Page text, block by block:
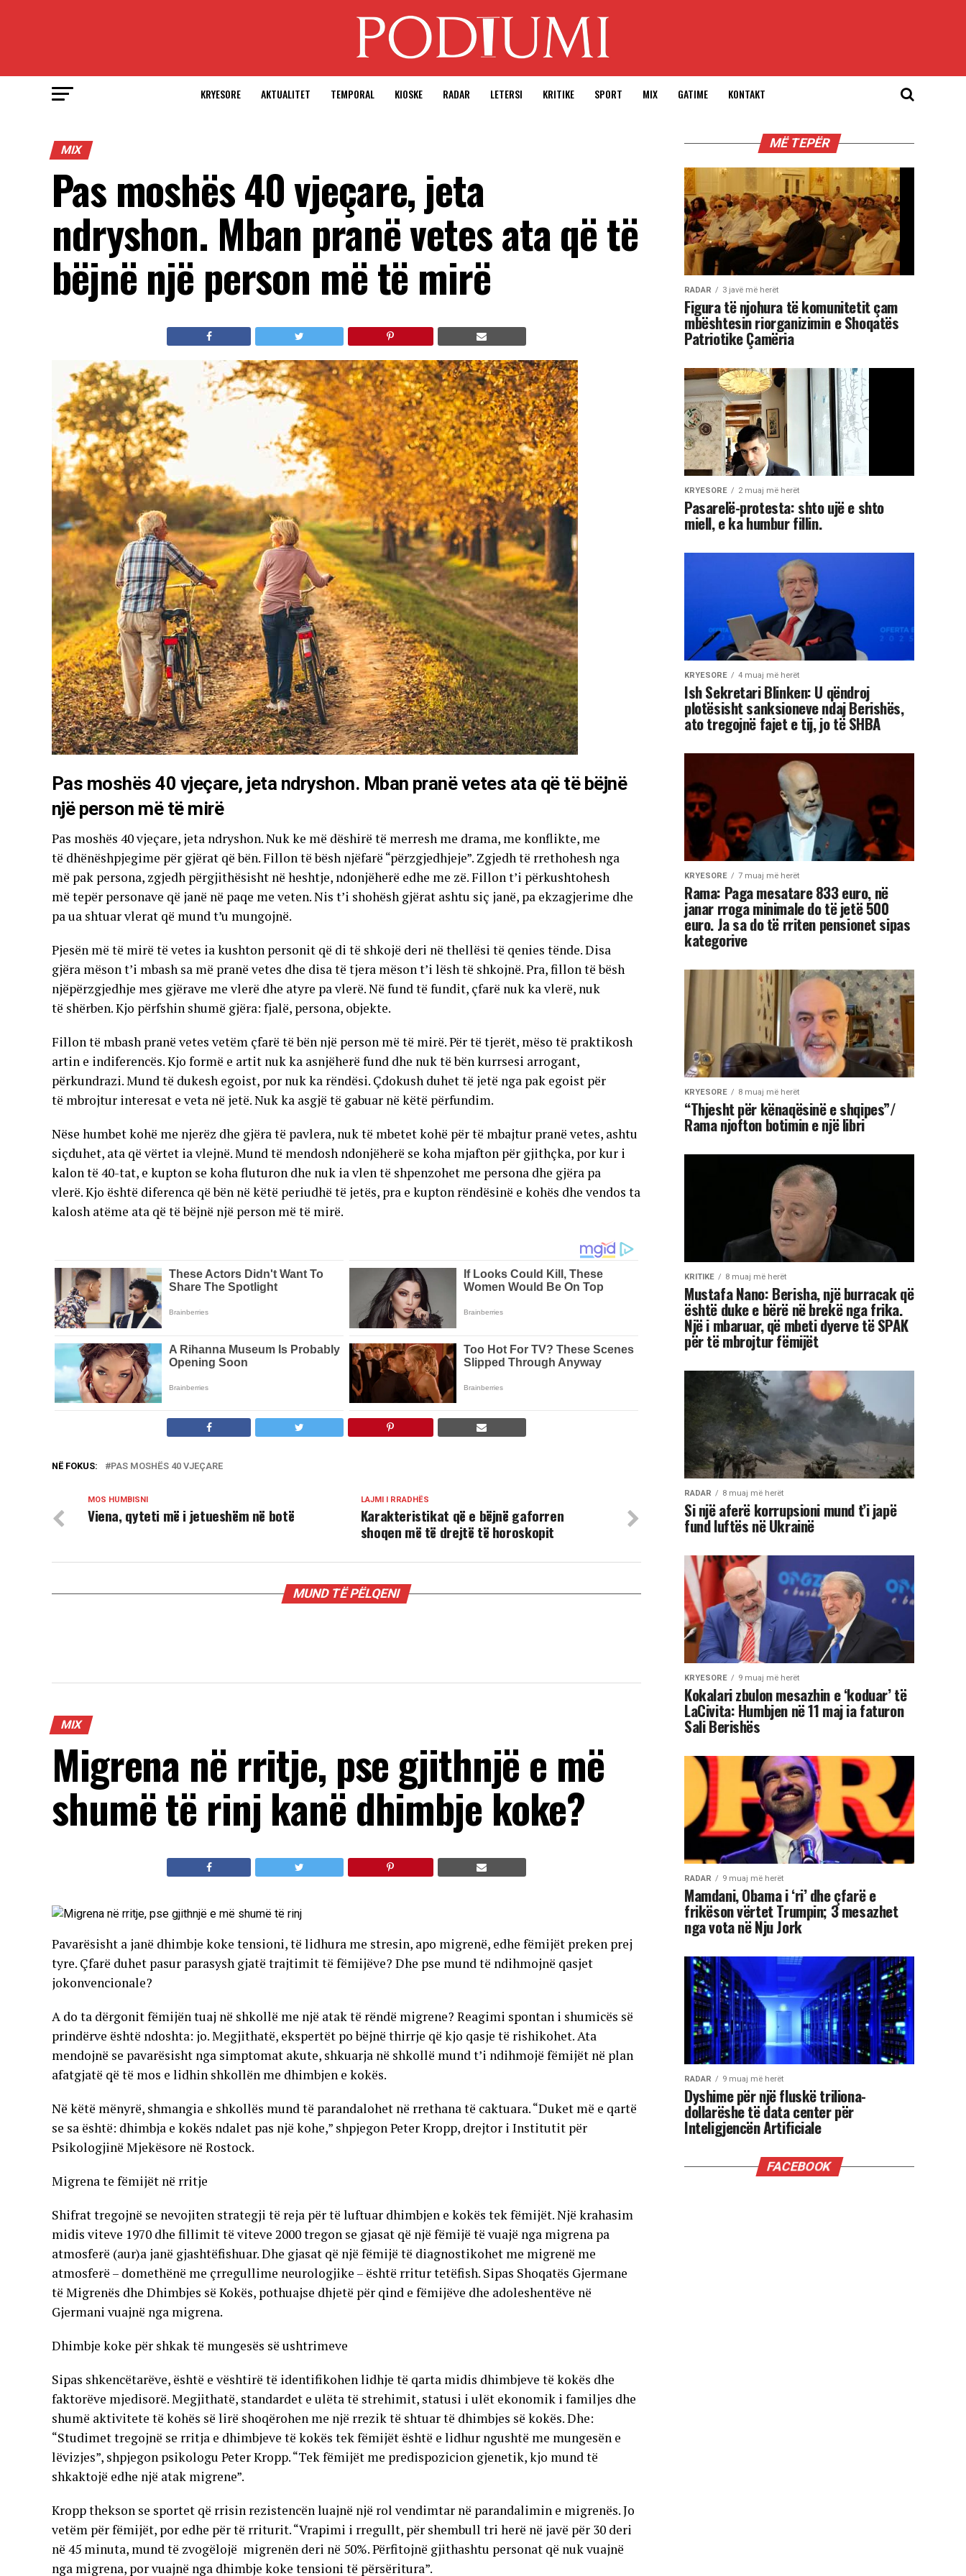
KRYESORE AKTUALITET TEMPORAL KIOSKE RADAR LETERSI KRITIKE SPORT MIX GATIME KONTAKT
MIX
Pas moshës 40 vjeçare, jeta
ndryshon. Mban pranë vetes ata që të
bëjnë një person më të mirë
Pas moshës 40 vjeçare, jeta ndryshon. Mban pranë vetes ata që të bëjnë
një person më të mirë
Pas moshës 40 vjeçare, jeta ndryshon. Nuk ke më dëshirë të merresh me drama, me konflikte, me
të dhënëshpjegime për gjërat që bën. Fillon të bësh njëfarë “përzgjedhjeje”. Zgjedh të rrethohesh nga
më pak persona, zgjedh përgjithësisht në heshtje, ndonjëherë edhe me zë. Fillon t’i përkushtohesh
më tepër personave që janë në paqe me veten. Nis t’i shohësh gjërat ashtu siç janë, pa ekzagjerime dhe
pa ua shtuar vlerat që mund t’u mungojnë.
Pjesën më të mirë të vetes ia kushton personit që di të shkojë deri në thellësi të qenies tënde. Disa
gjëra mëson t’i mbash sa më pranë vetes dhe disa të tjera mëson t’i lësh të shkojnë. Pra, fillon të bësh
njëpërzgjedhje mes gjërave me vlerë dhe atyre pa vlerë. Në fund të fundit, çfarë nuk ka vlerë, nuk
të shërben. Kjo përfshin shumë gjëra: fjalë, persona, objekte.
Fillon të mbash pranë vetes vetëm çfarë të bën një person më të mirë. Për të tjerët, mëso të praktikosh
artin e indiferencës. Kjo formë e artit nuk ka asnjëherë fund dhe nuk të bën kurrsesi arrogant,
përkundrazi. Mund të dukesh egoist, por nuk ka rëndësi. Çdokush duhet të jetë nga pak egoist për
të mbrojtur interesat e veta në jetë. Nuk ka asgjë të gabuar në këtë përfundim.
Nëse humbet kohë me njerëz dhe gjëra të pavlera, nuk të mbetet kohë për të mbajtur pranë vetes, ashtu
siçduhet, ata që vërtet ia vlejnë. Mund të mendosh ndonjëherë se koha mjafton për gjithçka, por kur i
kalon të 40-tat, e kupton se koha fluturon dhe nuk ia vlen të shpenzohet me persona dhe gjëra pa
vlerë. Kjo është diferenca që bën në këtë periudhë të jetës, pra e kupton rëndësinë e kohës dhe vendos ta
kalosh atëme ata që të bëjnë një person më të mirë.
NË FOKUS: PAS MOSHËS 40 VJEÇARE
LAJMI I RRADHËS
Karakteristikat që e bëjnë gaforren
shoqen më të drejtë të horoskopit
MOS HUMBISNI
Viena, qyteti më i jetueshëm në botë
MUND TË PËLQENI
MIX
Migrena në rritje, pse gjithnjë e më
shumë të rinj kanë dhimbje koke?
Pavarësisht a janë dhimbje koke tensioni, të lidhura me stresin, apo migrenë, edhe fëmijët preken prej
tyre. Çfarë duhet pasur parasysh gjatë trajtimit të fëmijëve? Dhe pse mund të ndihmojnë qasjet
jokonvencionale?
A do ta dërgonit fëmijën tuaj në shkollë me një atak të rëndë migrene? Reagimi spontan i shumicës së
prindërve është ndoshta: jo. Megjithatë, ekspertët po bëjnë thirrje që kjo qasje të rishikohet. Ata
mendojnë se pavarësisht nga simptomat akute, shkuarja në shkollë mund t’i ndihmojë fëmijët në plan
afatgjatë që të mos e lidhin shkollën me dhimbjen e kokës.
Në këtë mënyrë, shmangia e shkollës mund të parandalohet në rrethana të caktuara. “Duket më e qartë
se sa është: dhimbja e kokës ndalet pas një kohe,” shpjegon Peter Kropp, drejtor i Institutit për
Psikologjinë Mjekësore në Rostock.
Migrena te fëmijët në rritje
Shifrat tregojnë se nevojiten strategji të reja për të luftuar dhimbjen e kokës tek fëmijët. Një krahasim
midis viteve 1970 dhe fillimit të viteve 2000 tregon se gjasat që një fëmijë të vuajë nga migrena pa
atmosferë (aur)a janë gjashtëfishuar. Dhe gjasat që një fëmijë të diagnostikohet me migrenë me
atmosferë – domethënë me çrregullime neurologjike – është rritur tetëfish. Sipas Shoqatës Gjermane
të Migrenës dhe Dhimbjes së Kokës, pothuajse dhjetë për qind e fëmijëve dhe adoleshentëve në
Gjermani vuajnë nga migrena.
Dhimbje koke për shkak të mungesës së ushtrimeve
Sipas shkencëtarëve, është e vështirë të identifikohen lidhje të qarta midis dhimbjeve të kokës dhe
faktorëve mjedisorë. Megjithatë, standardet e ulëta të strehimit, statusi i ulët ekonomik i familjes dhe
shumë aktivitete të kohës së lirë shoqërohen me një rrezik të shtuar të dhimbjes së kokës. Dhe:
“Studimet tregojnë se rritja e dhimbjeve të kokës tek fëmijët është e lidhur ngushtë me mungesën e
lëvizjes”, shpjegon psikologu Peter Kropp. “Tek fëmijët me predispozicion gjenetik, kjo mund të
shkaktojë edhe një atak migrene”.
Kropp thekson se sportet që rrisin rezistencën luajnë një rol vendimtar në parandalimin e migrenës. Jo
vetëm për fëmijët, por edhe për të rriturit. “Vrapimi i rregullt, për shembull tri herë në javë për 30 deri
në 45 minuta, mund të zvogëlojë migrenën deri në 50%. Përfitojnë gjithashtu personat që nuk vuajnë
nga migrena, por vuajnë nga dhimbje koke tensioni të përsëritura”.
MË TEPËR
RADAR 3 javë më herët
Figura të njohura të komunitetit çam
mbështesin riorganizimin e Shoqatës
Patriotike Çamëria
KRYESORE 2 muaj më herët
Pasarelë-protesta: shto ujë e shto
miell, e ka humbur fillin.
KRYESORE 4 muaj më herët
Ish Sekretari Blinken: U qëndroj
plotësisht sanksioneve ndaj Berishës,
ato tregojnë fajet e tij, jo të SHBA
KRYESORE 7 muaj më herët
Rama: Paga mesatare 833 euro, në
janar rroga minimale do të jetë 500
euro. Ja sa do të rriten pensionet sipas
kategorive
KRYESORE 8 muaj më herët
“Thjesht për kënaqësinë e shqipes”/
Rama njofton botimin e një libri
KRITIKE 8 muaj më herët
Mustafa Nano: Berisha, një burracak që
është duke e bërë në brekë nga frika.
Një i mbaruar, që mbeti dyerve të SPAK
për të mbrojtur fëmijët
RADAR 8 muaj më herët
Si një aferë korrupsioni mund t’i japë
fund luftës në Ukrainë
KRYESORE 9 muaj më herët
Kokalari zbulon mesazhin e ‘koduar’ të
LaCivita: Humbjen në 11 maj ia faturon
Sali Berishës
RADAR 9 muaj më herët
Mamdani, Obama i ‘ri’ dhe çfarë e
frikëson vërtet Trumpin; 3 mesazhet
nga vota në Nju Jork
RADAR 9 muaj më herët
Dyshime për një fluskë triliona-
dollarëshe të data center për
Inteligjencën Artificiale
FACEBOOK